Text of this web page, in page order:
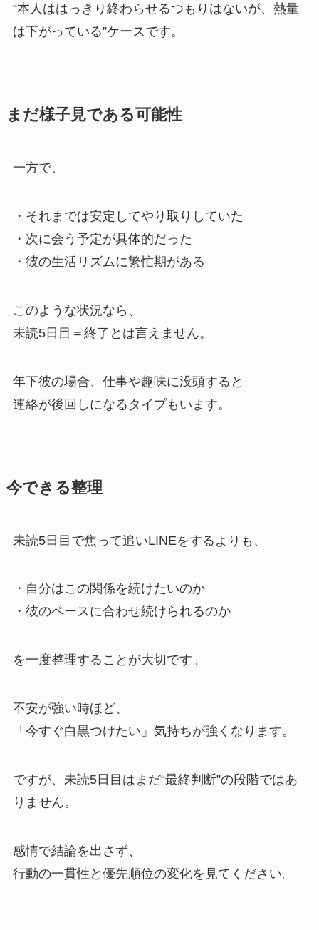
“本人ははっきり終わらせるつもりはないが、熱量
は下がっている”ケースです。
まだ様子見である可能性
一方で、
・それまでは安定してやり取りしていた
・次に会う予定が具体的だった
・彼の生活リズムに繁忙期がある
このような状況なら、
未読5日目＝終了とは言えません。
年下彼の場合、仕事や趣味に没頭すると
連絡が後回しになるタイプもいます。
今できる整理
未読5日目で焦って追いLINEをするよりも、
・自分はこの関係を続けたいのか
・彼のペースに合わせ続けられるのか
を一度整理することが大切です。
不安が強い時ほど、
「今すぐ白黒つけたい」気持ちが強くなります。
ですが、未読5日目はまだ“最終判断”の段階ではあ
りません。
感情で結論を出さず、
行動の一貫性と優先順位の変化を見てください。